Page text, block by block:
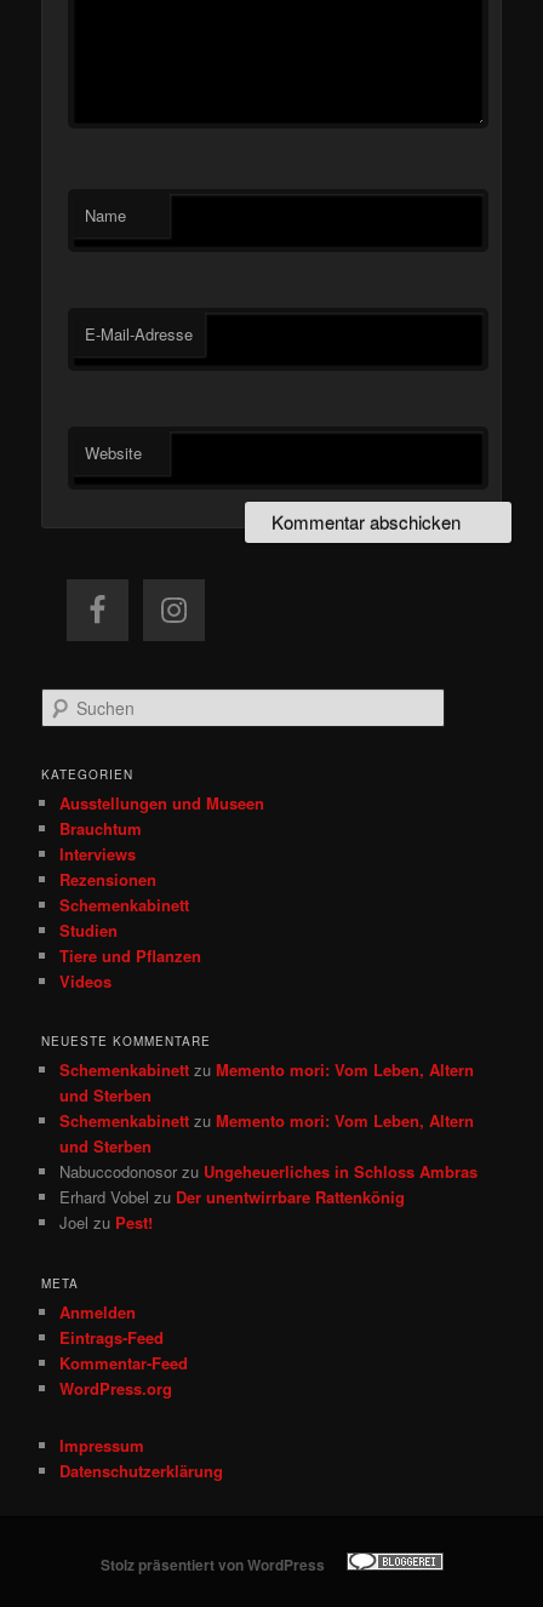
Name
E-Mail-Adresse
Website
u
h
KATEGORIEN
Ausstellungen und Museen
Brauchtum
Interviews
Rezensionen
Schemenkabinett
Studien
Tiere und Pflanzen
Videos
NEUESTE KOMMENTARE
Schemenkabinett zuMemento mori: Vom Leben, Altern
und Sterben
Schemenkabinett zuMemento mori: Vom Leben, Altern
und Sterben
Nabuccodonosor zu Ungeheuerliches in Schloss Ambras
Erhard Vobel zu Der unentwirrbare Rattenkönig
Joel zu Pest!
META
Anmelden
Eintrags-Feed
Kommentar-Feed
WordPress.org
Impressum
Datenschutzerklärung
Stolz präsentiert von WordPress